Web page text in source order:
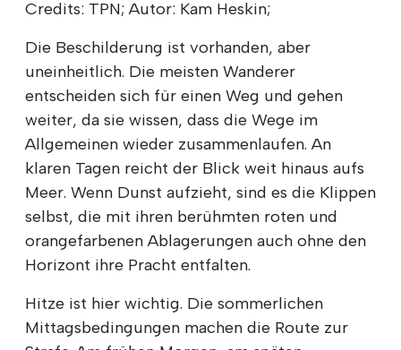
Credits: TPN; Autor: Kam Heskin;
Die Beschilderung ist vorhanden, aber
uneinheitlich. Die meisten Wanderer
entscheiden sich für einen Weg und gehen
weiter, da sie wissen, dass die Wege im
Allgemeinen wieder zusammenlaufen. An
klaren Tagen reicht der Blick weit hinaus aufs
Meer. Wenn Dunst aufzieht, sind es die Klippen
selbst, die mit ihren berühmten roten und
orangefarbenen Ablagerungen auch ohne den
Horizont ihre Pracht entfalten.
Hitze ist hier wichtig. Die sommerlichen
Mittagsbedingungen machen die Route zur